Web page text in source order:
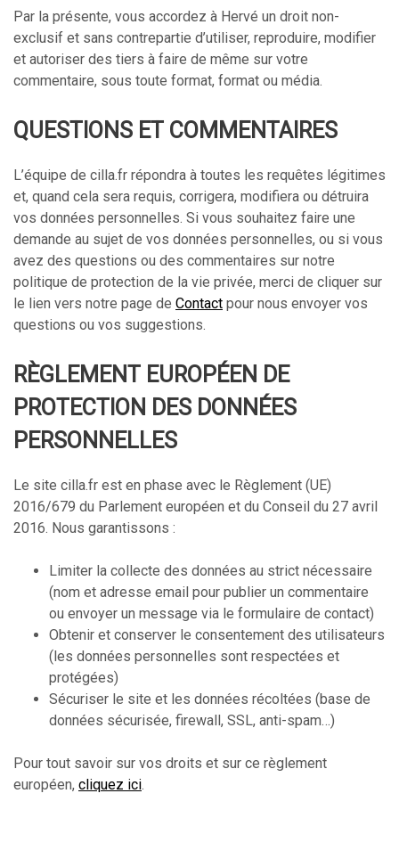
Par la présente, vous accordez à Hervé un droit non-
exclusif et sans contrepartie d’utiliser, reproduire, modifier
et autoriser des tiers à faire de même sur votre
commentaire, sous toute format, format ou média.
QUESTIONS ET COMMENTAIRES
L’équipe de cilla.fr répondra à toutes les requêtes légitimes
et, quand cela sera requis, corrigera, modifiera ou détruira
vos données personnelles. Si vous souhaitez faire une
demande au sujet de vos données personnelles, ou si vous
avez des questions ou des commentaires sur notre
politique de protection de la vie privée, merci de cliquer sur
le lien vers notre page de Contact pour nous envoyer vos
questions ou vos suggestions.
RÈGLEMENT EUROPÉEN DE
PROTECTION DES DONNÉES
PERSONNELLES
Le site cilla.fr est en phase avec le Règlement (UE)
2016/679 du Parlement européen et du Conseil du 27 avril
2016. Nous garantissons :
Limiter la collecte des données au strict nécessaire
(nom et adresse email pour publier un commentaire
ou envoyer un message via le formulaire de contact)
Obtenir et conserver le consentement des utilisateurs
(les données personnelles sont respectées et
protégées)
Sécuriser le site et les données récoltées (base de
données sécurisée, firewall, SSL, anti-spam…)
Pour tout savoir sur vos droits et sur ce règlement
européen, cliquez ici.